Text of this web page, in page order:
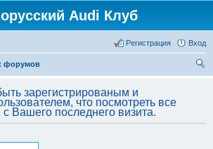
Audi Клуб
Вход
Регистрация
форумов
зарегистрированым и
что посмотреть все
Вашего последнего визита.